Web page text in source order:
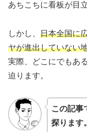
あちこちに看板が目
しかし、 日本全国に
ヤが進出していない
実際、どこにでもあ
迫ります。
この記事
探ります。